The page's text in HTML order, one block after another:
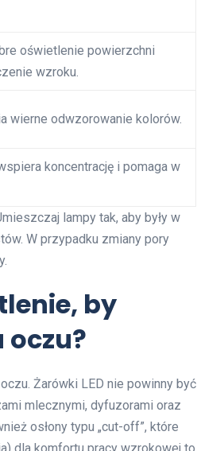
oświetlenie powierzchni
wzroku.
wierne odwzorowanie kolorów.
koncentrację i pomaga w
lampy tak, aby były w
W przypadku zmiany pory
by
Żarówki LED nie powinny być
mlecznymi, dyfuzorami oraz
osłony typu „cut-off”, które